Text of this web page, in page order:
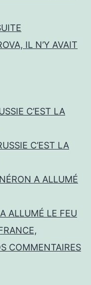
IL N’Y AVAIT
C’EST LA
C’EST LA
A ALLUMÉ
ALLUMÉ LE FEU
COMMENTAIRES